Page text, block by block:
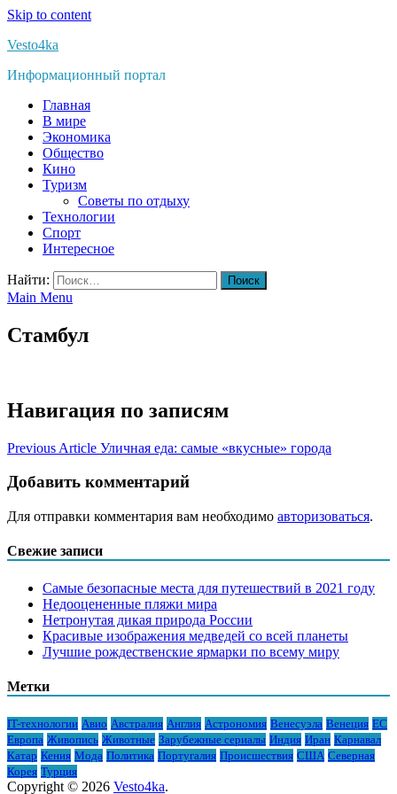
Skip to content
Vesto4ka
Информационный портал
Главная
В мире
Экономика
Общество
Кино
Туризм
Советы по отдыху
Технологии
Спорт
Интересное
Найти:
Main Menu
Стамбул
Навигация по записям
Previous Article Уличная еда: самые «вкусные» города
Добавить комментарий
Для отправки комментария вам необходимо авторизоваться.
Свежие записи
Самые безопасные места для путешествий в 2021 году
Недооцененные пляжи мира
Нетронутая дикая природа России
Красивые изображения медведей со всей планеты
Лучшие рождественские ярмарки по всему миру
Метки
IT-технологии Авио Австралия Англия Астрономия Венесуэла Венеция ЕС
Европа Живопись Животные Зарубежные сериалы Индия Иран Карнавал
Катар Кения Мода Политика Португалия Происшествия США Северная
Корея Турция
Copyright © 2026 Vesto4ka.